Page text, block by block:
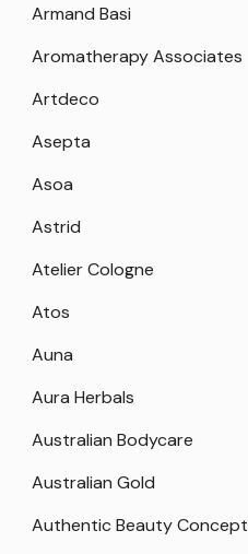
Armand Basi
Aromatherapy Associates
Artdeco
Asepta
Asoa
Astrid
Atelier Cologne
Atos
Auna
Aura Herbals
Australian Bodycare
Australian Gold
Authentic Beauty Concept